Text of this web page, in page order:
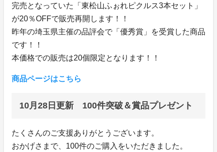
完売となっていた「東松山ふぉれピクルス3本セット」
が20％OFFで販売再開します！！
昨年の埼玉県主催の品評会で「優秀賞」を受賞した商品
です！！
本価格での販売は20個限定となります！！
商品ページはこちら
10月28日更新 100件突破＆賞品プレゼント
たくさんのご支援ありがとうございます。
おかげさまで、100件のご購入をいただきました。